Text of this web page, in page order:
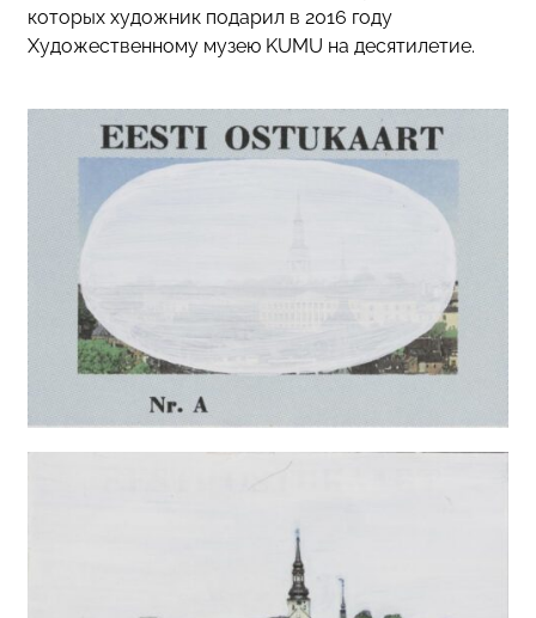
которых художник подарил в 2016 году
Художественному музею KUMU на десятилетие.